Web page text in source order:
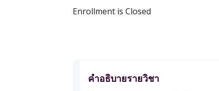
Enrollment is Closed
คำอธิบายรายวิชา